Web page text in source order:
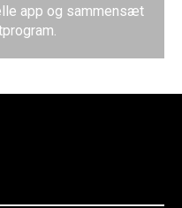
app og sammensæt